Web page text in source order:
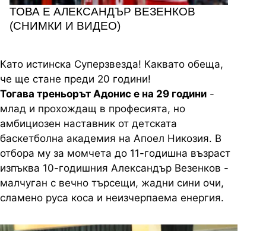
ТОВА Е АЛЕКСАНДЪР ВЕЗЕНКОВ
(СНИМКИ И ВИДЕО)
Като истинска Суперзвезда! Каквато обеща,
че ще стане преди 20 години!
Тогава треньорът Адонис е на 29 години -
млад и прохождащ в професията, но
амбициозен наставник от детската
баскетболна академия на Апоел Никозия. В
отбора му за момчета до 11-годишна възраст
изпъква 10-годишния Александър Везенков -
малчуган с вечно търсещи, жадни сини очи,
сламено руса коса и неизчерпаема енергия.